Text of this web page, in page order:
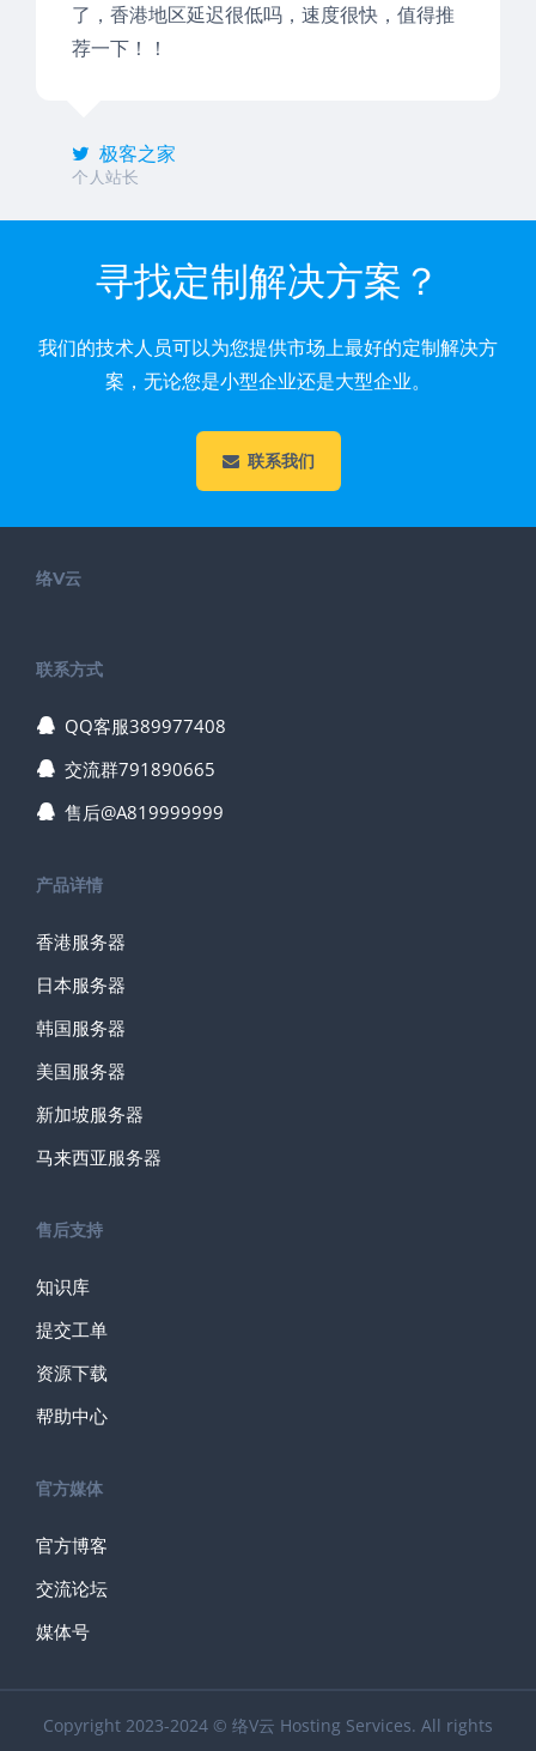
了，香港地区延迟很低吗，速度很快，值得推
荐一下！！
极客之家
个人站长
寻找定制解决方案？
我们的技术人员可以为您提供市场上最好的定制解决方
案，无论您是小型企业还是大型企业。
联系我们
络V云
联系方式
QQ客服389977408
交流群791890665
售后@A819999999
产品详情
香港服务器
日本服务器
韩国服务器
美国服务器
新加坡服务器
马来西亚服务器
售后支持
知识库
提交工单
资源下载
帮助中心
官方媒体
官方博客
交流论坛
媒体号
Copyright 2023-2024 © 络V云 Hosting Services. All rights